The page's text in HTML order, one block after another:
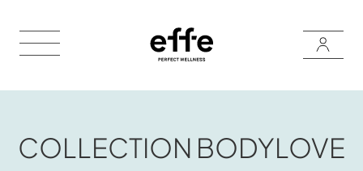
COLLECTION BODYLOVE